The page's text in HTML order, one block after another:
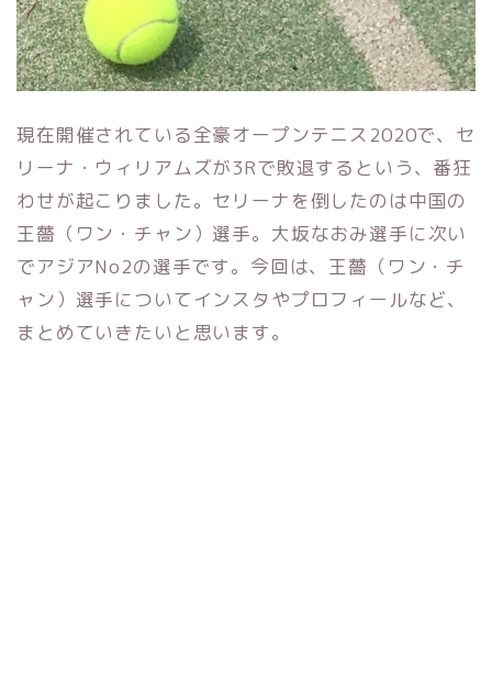
現在開催されている全豪オープンテニス2020で、セ
リーナ・ウィリアムズが3Rで敗退するという、番狂
わせが起こりました。セリーナを倒したのは中国の
王薔（ワン・チャン）選手。大坂なおみ選手に次い
でアジアNo2の選手です。今回は、王薔（ワン・チ
ャン）選手についてインスタやプロフィールなど、
まとめていきたいと思います。